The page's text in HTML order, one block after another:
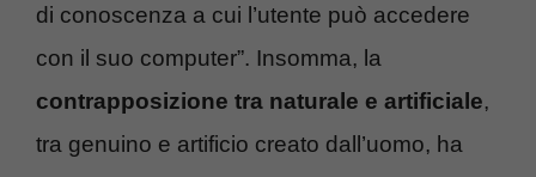
di conoscenza a cui l’utente può accedere
con il suo computer”. Insomma, la
contrapposizione tra naturale e artificiale,
tra genuino e artificio creato dall’uomo, ha